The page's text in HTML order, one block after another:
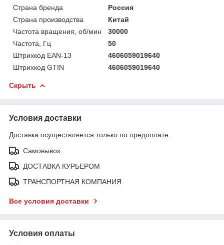
Страна бренда
Россия
Страна производства
Китай
Частота вращения, об/мин
30000
Частота, Гц
50
Штрихкод EAN-13
4606059019640
Штрихкод GTIN
4606059019640
Скрыть
Условия доставки
Доставка осуществляется только по предоплате.
Самовывоз
ДОСТАВКА КУРЬЕРОМ
ТРАНСПОРТНАЯ КОМПАНИЯ
Все условия доставки
Условия оплаты